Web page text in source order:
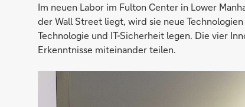
Im neuen Labor im Fulton Center in Lower
der Wall Street liegt, wird sie neue
Technologie und IT-Sicherheit legen. Die vier
Erkenntnisse miteinander teilen.